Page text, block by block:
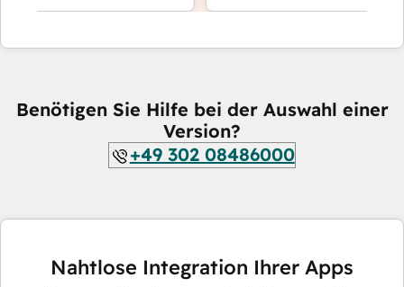
Benötigen Sie Hilfe bei der Auswahl einer
Version?
+49 302 08486000
Nahtlose Integration Ihrer Apps